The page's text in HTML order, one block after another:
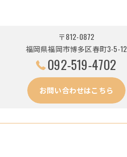
〒812-0872
福岡県福岡市博多区春町3-5-12
092-519-4702
お問い合わせはこちら